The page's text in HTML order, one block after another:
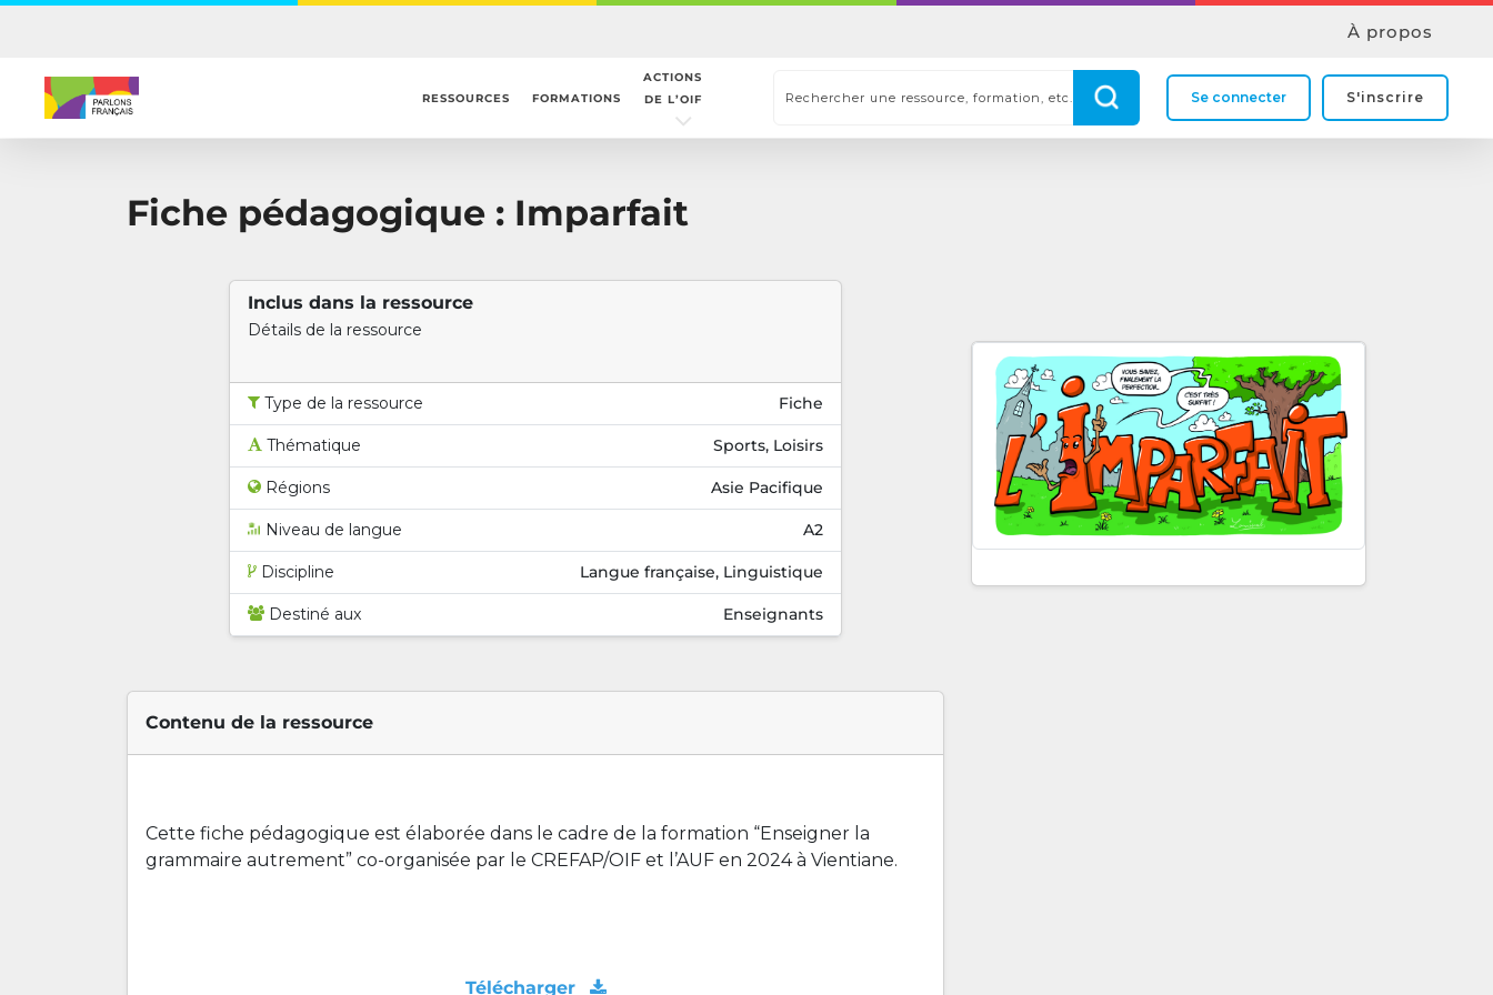
Skip
content
À propos
RESSOURCES FORMATIONS
ACTIONS
DE L’OIF
Se connecter S'inscrire
Fiche pédagogique : Imparfait
Inclus dans la ressource
Détails de la ressource
Type de la ressource Fiche
Thématique Sports, Loisirs
Régions Asie Pacifique
Niveau de langue A2
Discipline Langue française, Linguistique
Destiné aux Enseignants
Contenu de la ressource
Cette fiche pédagogique est élaborée dans le cadre de la formation “Enseigner la
grammaire autrement” co-organisée par le CREFAP/OIF et l’AUF en 2024 à Vientiane.
Télécharger